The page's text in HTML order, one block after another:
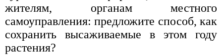
жителям, органам местного
самоуправления: предложите способ, как
сохранить высаживаемые в этом году
растения?